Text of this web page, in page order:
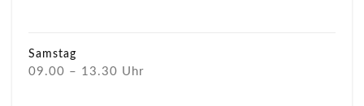
Samstag
09.00 – 13.30 Uhr